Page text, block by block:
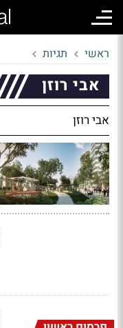
ראשי תגיות
אבי רוזן
אבי רוזן